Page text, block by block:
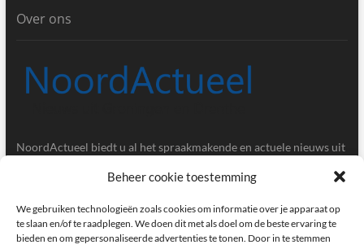
Beheer cookie toestemming
We gebruiken technologieën zoals cookies om informatie over je apparaat op
te slaan en/of te raadplegen. We doen dit met als doel om de beste ervaring te
bieden en om gepersonaliseerde advertenties te tonen. Door in te stemmen
Over ons
NoordActueel biedt u al het spraakmakende en actuele nieuws uit
Gegevens
Postbus 5020, 9700GA, Groningen